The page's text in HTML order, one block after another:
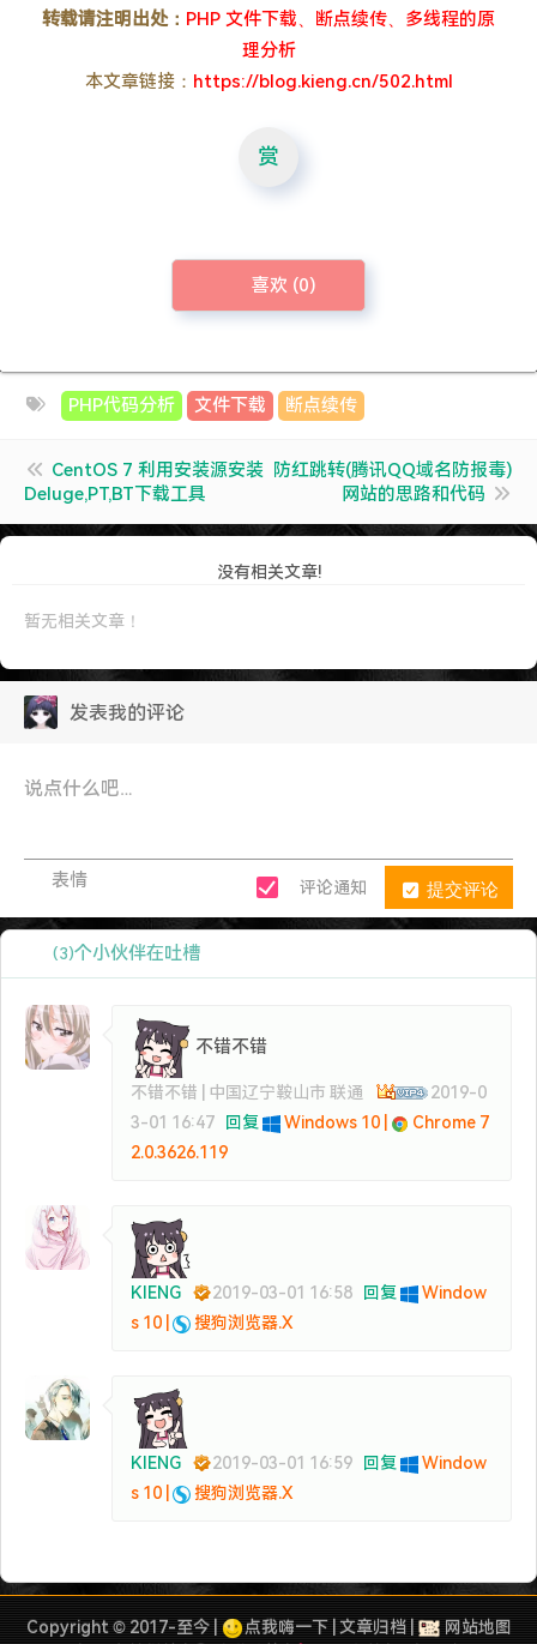
转载请注明出处： PHP 文件下载、断点续传、多线程的原
理分析
本文章链接： https://blog.kieng.cn/502.html
赏
喜欢 (0)
PHP代码分析 文件下载 断点续传
CentOS 7 利用安装源安装
Deluge,PT,BT下载工具
防红跳转(腾讯QQ域名防报毒)
网站的思路和代码
没有相关文章!
暂无相关文章！
发表我的评论
提交评论
评论通知
表情
(3)个小伙伴在吐槽
不错不错
不错不错 | 中国辽宁鞍山市 联通
2019-0
3-01 16:47
回复 Windows 10 |
Chrome 7
2.0.3626.119
KIENG 2019-03-01 16:58 回复
Window
s 10 |
搜狗浏览器.X
KIENG 2019-03-01 16:59 回复
Window
s 10 |
搜狗浏览器.X
Copyright © 2017-至今 | 点我嗨一下| 文章归档|
网站地图